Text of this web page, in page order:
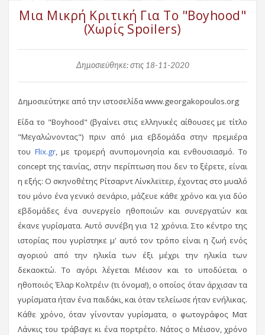
Μια Μικρή Κριτική Για Το "Boyhood"
(Xωρίς Spoilers)
Δημοσιεύθηκε: στις 18-11-2020
Δημοσιεύτηκε από την ιστοσελίδα www.georgakopoulos.org
Είδα το "Boyhood" (βγαίνει στις ελληνικές αίθουσες με τίτλο
"Μεγαλώνοντας") πριν από μια εβδομάδα στην πρεμιέρα
του Flix.gr, με τρομερή ανυπομονησία και ενθουσιασμό. Το
concept της ταινίας, στην περίπτωση που δεν το ξέρετε, είναι
η εξής: Ο σκηνοθέτης Ρίτσαρντ Λίνκλεϊτερ, έχοντας στο μυαλό
του μόνο ένα γενικό σενάριο, μάζευε κάθε χρόνο και για δύο
εβδομάδες ένα συνεργείο ηθοποιών και συνεργατών και
έκανε γυρίσματα. Αυτό συνέβη για 12 χρόνια. Στο κέντρο της
ιστορίας που γυρίστηκε μ' αυτό τον τρόπο είναι η ζωή ενός
αγοριού από την ηλικία των έξι μέχρι την ηλικία των
δεκαοκτώ. Το αγόρι λέγεται Μέισον και το υποδύεται ο
ηθοποιός Έλαρ Κολτρέιν (τι όνομα!), ο οποίος όταν άρχισαν τα
γυρίσματα ήταν ένα παιδάκι, και όταν τελείωσε ήταν ενήλικας.
Κάθε χρόνο, όταν γίνονταν γυρίσματα, ο φωτογράφος Ματ
Λάνκις του τράβαγε κι ένα πορτρέτο. Νάτος ο Μέισον, χρόνο